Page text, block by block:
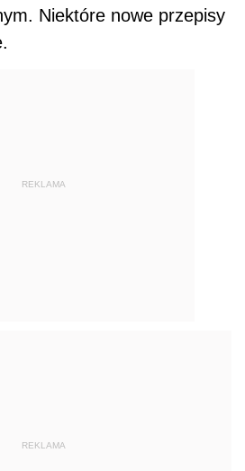
Niektóre nowe przepisy
REKLAMA
REKLAMA